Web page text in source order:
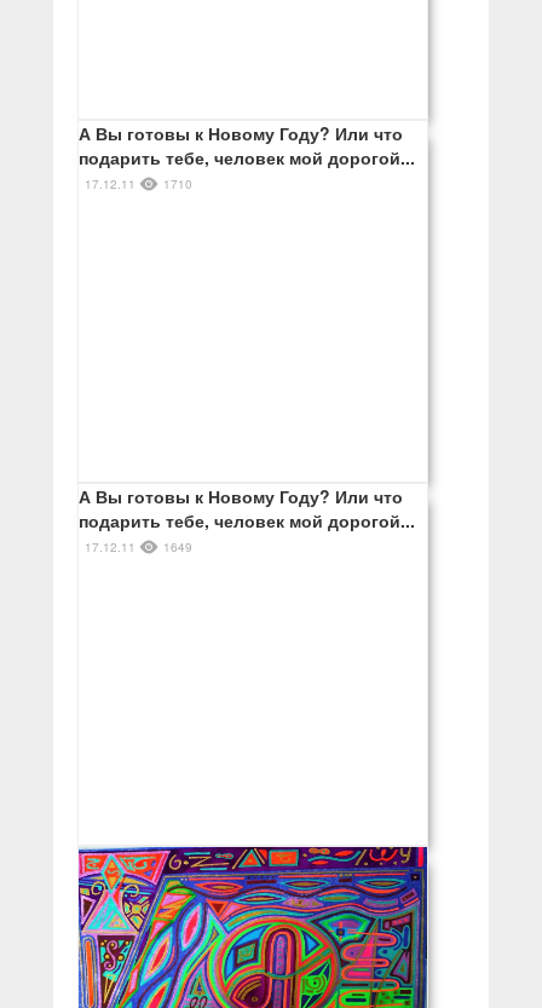
А Вы готовы к Новому Году? Или что
подарить тебе, человек мой дорогой...
17.12.11 1710
А Вы готовы к Новому Году? Или что
подарить тебе, человек мой дорогой...
17.12.11 1649